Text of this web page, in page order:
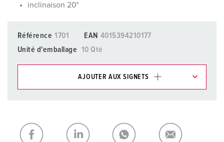
inclinaison 20°
Référence 1701 EAN 4015394210177
Unité d'emballage
10 Qté
AJOUTER AUX SIGNETS
Ma liste AJOUTER